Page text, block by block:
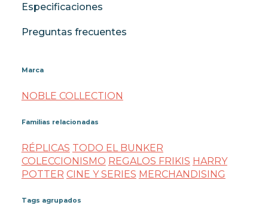
Especificaciones
Preguntas frecuentes
Marca
NOBLE COLLECTION
Familias relacionadas
RÉPLICAS TODO EL BUNKER
COLECCIONISMO REGALOS FRIKIS HARRY
POTTER CINE Y SERIES MERCHANDISING
Tags agrupados